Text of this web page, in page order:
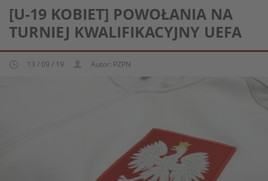
REPREZENTACJA KOBIECA U-19
[U-19 KOBIET] POWOŁANIA NA
TURNIEJ KWALIFIKACYJNY UEFA
13 / 09 / 19 Autor: PZPN